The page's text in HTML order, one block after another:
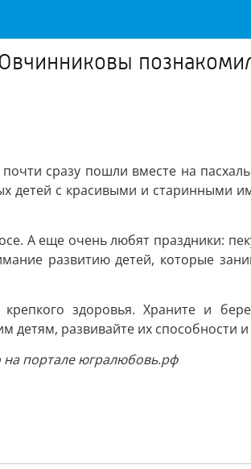
сразу пошли вместе на
детей с красивыми и старинными
А еще очень любят праздники:
развитию детей, которые
здоровья. Храните и
развивайте их способности
портале югралюбовь.рф